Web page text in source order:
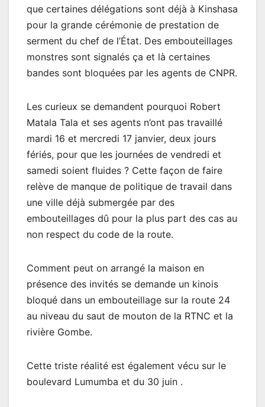
que certaines délégations sont déjà à Kinshasa
pour la grande cérémonie de prestation de
serment du chef de l’État. Des embouteillages
monstres sont signalés ça et là certaines
bandes sont bloquées par les agents de CNPR.
Les curieux se demandent pourquoi Robert
Matala Tala et ses agents n’ont pas travaillé
mardi 16 et mercredi 17 janvier, deux jours
fériés, pour que les journées de vendredi et
samedi soient fluides ? Cette façon de faire
relève de manque de politique de travail dans
une ville déjà submergée par des
embouteillages dû pour la plus part des cas au
non respect du code de la route.
Comment peut on arrangé la maison en
présence des invités se demande un kinois
bloqué dans un embouteillage sur la route 24
au niveau du saut de mouton de la RTNC et la
rivière Gombe.
Cette triste réalité est également vécu sur le
boulevard Lumumba et du 30 juin .